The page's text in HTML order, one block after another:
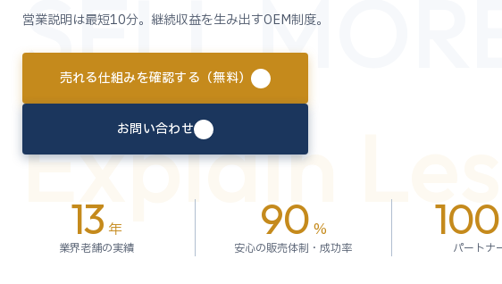
SELL MORE.
Explain
営業説明は最短10分。継続収益を生み出すOEM制度。
売れる仕組みを確認する（無料）
お問い合わせ
13 年
業界老舗の実績
90 %
安心の販売体制・成功率
100
パートナ